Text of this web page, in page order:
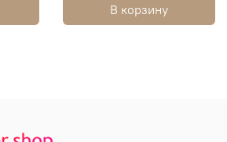
В корзину